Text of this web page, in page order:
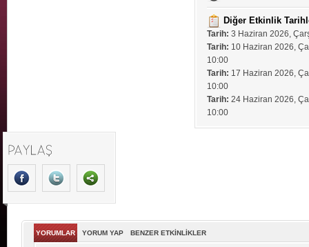
Diğer Etkinlik
Tarih: 3 Haziran 2026,
Tarih: 10 Haziran 2026,
10:00
Tarih: 17 Haziran 2026,
10:00
Tarih: 24 Haziran 2026,
10:00
YORUMLAR YORUM YAP BENZER ETKİNLİKLER